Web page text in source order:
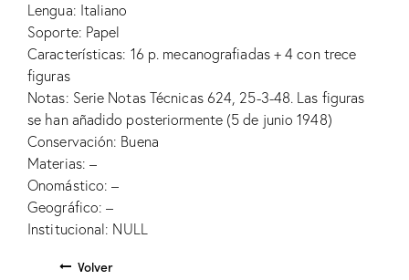
Lengua: Italiano
Soporte: Papel
Características: 16 p. mecanografiadas + 4 con trece
figuras
Notas: Serie Notas Técnicas 624, 25-3-48. Las figuras
se han añadido posteriormente (5 de junio 1948)
Conservación: Buena
Materias: –
Onomástico: –
Geográfico: –
Institucional: NULL
Volver